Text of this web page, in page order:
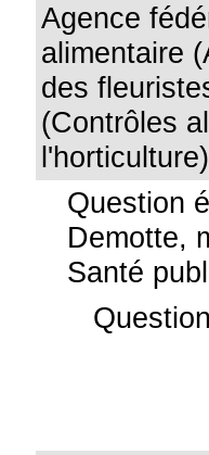
Agence
alimentaire
des
(Contrôles
Question
Demotte,
Santé